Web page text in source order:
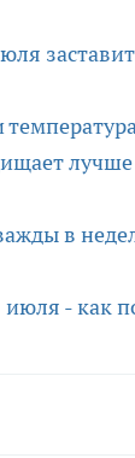
в
июля - как